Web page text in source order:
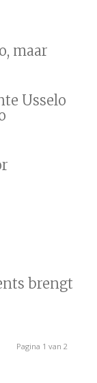
maar
Usselo
brengt
Pagina 1 van 2